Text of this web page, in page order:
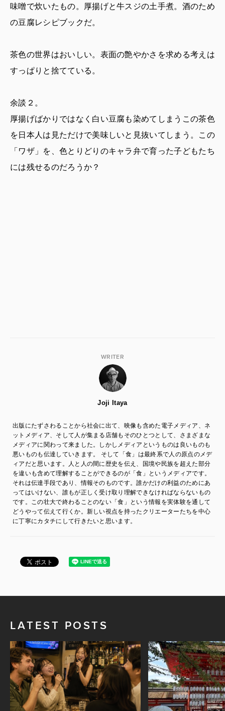
味噌で炊いたもの。厚揚げと牛スジの土手煮。酒のため
の豆腐レシピブックだ。
茶色の世界はおいしい。表面の艶やかさを求める考えは
すっぱりと捨てている。
余談２。
厚揚げばかりではなく白い豆腐も染めてしまうこの茶色
を日本人は見ただけで美味しいと見抜いてしまう。この
「ワザ」を、色とりどりのキャラ弁で育った子どもたち
には残せるのだろうか？
WRITER
Joji Itaya
出版にたずさわることから社会に出て、映像も含めた電子メディア、ネ
ットメディア、そして人が集まる店舗もそのひとつとして、さまざまな
メディアに関わって来ました。しかしメディアというものは良いものも
悪いものも伝達していきます。 そして「食」は最終系で人の原点のメデ
ィアだと思います。人と人の間に歴史を伝え、国境や民族を超えた部分
を違いも含めて理解することができるのが「食」というメディアです。
それは伝達手段であり、情報そのものです。誰かだけの利益のためにあ
ってはいけない、誰もが正しく受け取り理解できなければならないもの
です。この壮大で終わることのない「食」という情報を実体験を通して
どうやって伝えて行くか。新しい視点を持ったクリエーターたちを中心
に丁寧にカタチにして行きたいと思います。
LATEST POSTS